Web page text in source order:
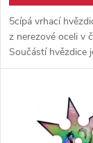
5cípá vrhací
z nerezové oceli v
Součástí hvězdice
nylonové pouzdro.